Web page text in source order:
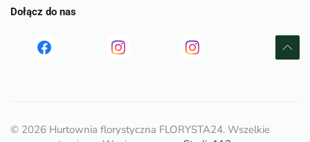
Dołącz do nas
© 2026 Hurtownia florystyczna FLORYSTA24. Wszelkie